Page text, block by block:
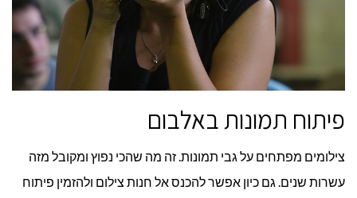
פיתוח תמונות באלבום
צילומים מפתחים על גבי תמונות. זה מה שהכי נפוץ ומקובל מזה
עשרות שנים. גם כיון אפשר להכנס אל חנות צילום ולהזמין פיתוח